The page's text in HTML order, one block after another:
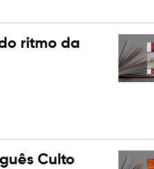
ritmo da
Culto